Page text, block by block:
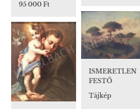
95 000 Ft
ISMERETLEN
FESTŐ
Tájkép